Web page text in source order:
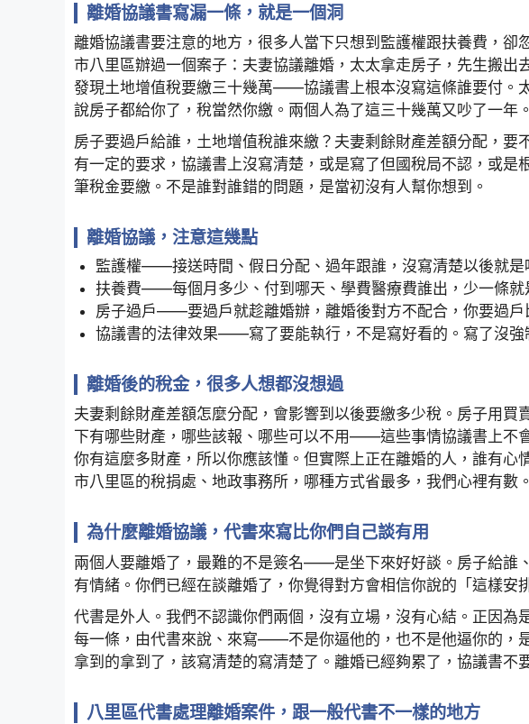
離婚協議書寫漏一條，就是一個洞
離婚協議書要注意的地方，很多人當下只想到監護權跟扶養費，卻
市八里區辦過一個案子：夫妻協議離婚，太太拿走房子，先生搬出
發現土地增值稅要繳三十幾萬——協議書上根本沒寫這條誰要付。
說房子都給你了，稅當然你繳。兩個人為了這三十幾萬又吵了一年。
房子要過戶給誰，土地增值稅誰來繳？夫妻剩餘財產差額分配，要
有一定的要求，協議書上沒寫清楚，或是寫了但國稅局不認，或
筆稅金要繳。不是誰對誰錯的問題，是當初沒有人幫你想到。
離婚協議，注意這幾點
監護權——接送時間、假日分配、過年跟誰，沒寫清楚以後就是
扶養費——每個月多少、付到哪天、學費醫療費誰出，少一條就
房子過戶——要過戶就趁離婚辦，離婚後對方不配合，你要過戶
協議書的法律效果——寫了要能執行，不是寫好看的。寫了沒強
離婚後的稅金，很多人想都沒想過
夫妻剩餘財產差額怎麼分配，會影響到以後要繳多少稅。房子用買
下有哪些財產，哪些該報、哪些可以不用——這些事情協議書上不
你有這麼多財產，所以你應該懂。但實際上正在離婚的人，誰有心
市八里區的稅捐處、地政事務所，哪種方式省最多，我們心裡有數
為什麼離婚協議，代書來寫比你們自己談有用
兩個人要離婚了，最難的不是簽名——是坐下來好好談。房子給誰
有情緒。你們已經在談離婚了，你覺得對方會相信你說的「這樣安
代書是外人。我們不認識你們兩個，沒有立場，沒有心結。正因為
每一條，由代書來說、來寫——不是你逼他的，也不是他逼你的，
拿到的拿到了，該寫清楚的寫清楚了。離婚已經夠累了，協議書不
八里區代書處理離婚案件，跟一般代書不一樣的地方